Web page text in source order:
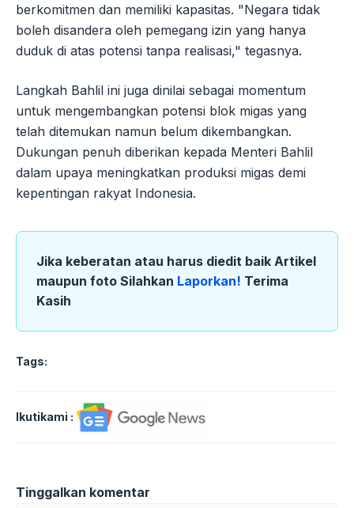
berkomitmen dan memiliki kapasitas. "Negara tidak
boleh disandera oleh pemegang izin yang hanya
duduk di atas potensi tanpa realisasi," tegasnya.
Langkah Bahlil ini juga dinilai sebagai momentum
untuk mengembangkan potensi blok migas yang
telah ditemukan namun belum dikembangkan.
Dukungan penuh diberikan kepada Menteri Bahlil
dalam upaya meningkatkan produksi migas demi
kepentingan rakyat Indonesia.
Jika keberatan atau harus diedit baik Artikel
maupun foto Silahkan Laporkan! Terima
Kasih
Tags:
Ikutikami :
Tinggalkan komentar